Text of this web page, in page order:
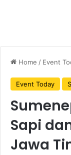
Home / Event
Event Today
Sapi
Jawa